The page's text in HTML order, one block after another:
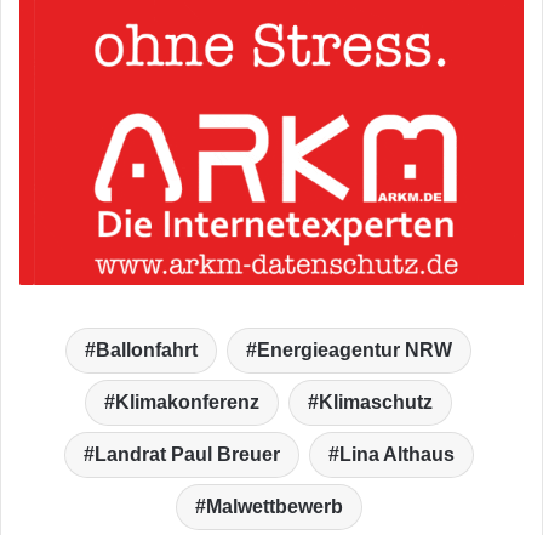
Ballonfahrt Energieagentur NRW
Klimakonferenz Klimaschutz
Landrat Paul Breuer Lina Althaus
Malwettbewerb